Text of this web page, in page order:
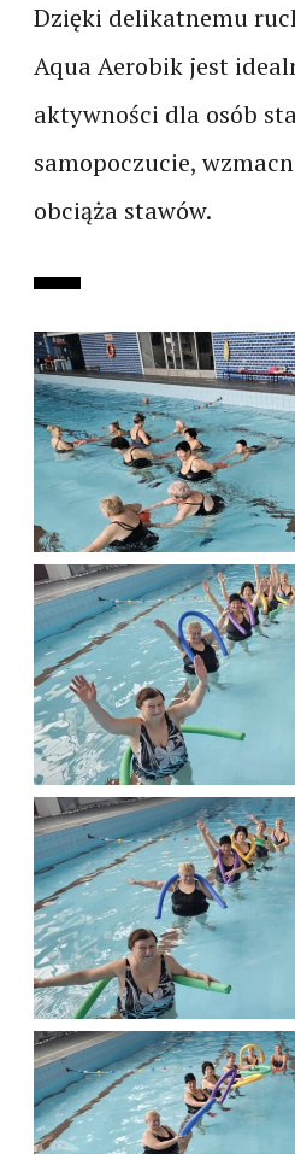
Dzięki delikatnemu
Aqua Aerobik jest
aktywności dla osób
samopoczucie,
obciąża stawów.